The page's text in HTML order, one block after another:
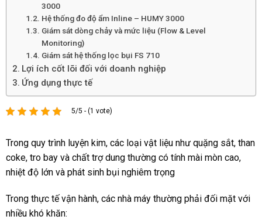
3000
Hệ thống đo độ ẩm Inline – HUMY 3000
Giám sát dòng chảy và mức liệu (Flow & Level
Monitoring)
Giám sát hệ thống lọc bụi FS 710
Lợi ích cốt lõi đối với doanh nghiệp
Ứng dụng thực tế
5/5 - (1 vote)
Trong quy trình luyện kim, các loại vật liệu như quặng sắt, than
coke, tro bay và chất trợ dung thường có tính mài mòn cao,
nhiệt độ lớn và phát sinh bụi nghiêm trọng
Trong thực tế vận hành, các nhà máy thường phải đối mặt với
nhiều khó khăn: